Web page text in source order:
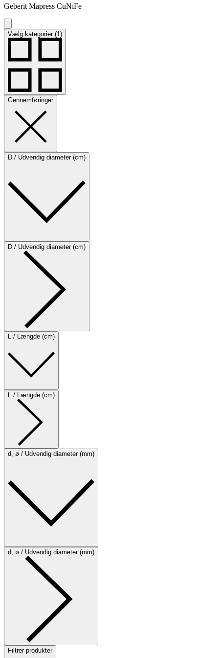
Geberit Mapress CuNiFe
Vælg kategorier (1)
Gennemføringer
D / Udvendig diameter (cm)
D / Udvendig diameter (cm)
L / Længde (cm)
L / Længde (cm)
d, ø / Udvendig diameter (mm)
d, ø / Udvendig diameter (mm)
Filtrer produkter